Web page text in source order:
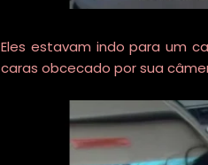
Eles estavam indo para um
caras obcecado por sua